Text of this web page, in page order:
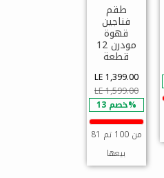
طقم
فناجين
قهوة
مودرن 12
قطعة
LE 1,399.00
LE 1,599.00
خصم 13%
81 من 100 تم
بيعها